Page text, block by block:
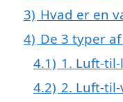
3) Hvad er en
4) De 3 typer
4.1) 1. Luft-
4.2) 2. Luft-